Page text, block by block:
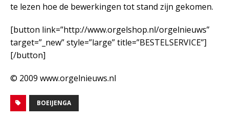
te lezen hoe de bewerkingen tot stand zijn gekomen.
[button link=”http://www.orgelshop.nl/orgelnieuws”
target=”_new” style=”large” title=”BESTELSERVICE”]
[/button]
© 2009 www.orgelnieuws.nl
BOEIJENGA